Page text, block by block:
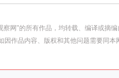
察网"的所有作品，均转载、编译或摘
因作品内容、版权和其他问题需要同本